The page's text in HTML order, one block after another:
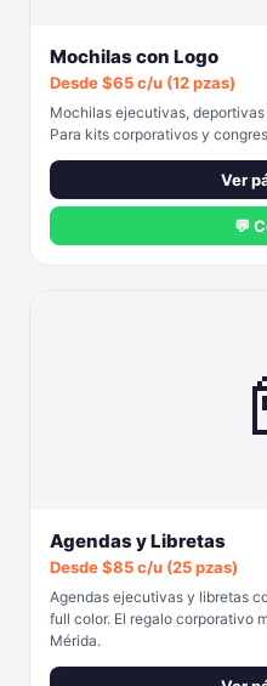
Mochilas con Logo
Desde $65 c/u (12 pzas)
Mochilas ejecutivas,
Para kits corporativos y
Ver
💬
Agendas y Libretas
Desde $85 c/u (25 pzas)
Agendas ejecutivas y libretas
full color. El regalo corporativo
Mérida.